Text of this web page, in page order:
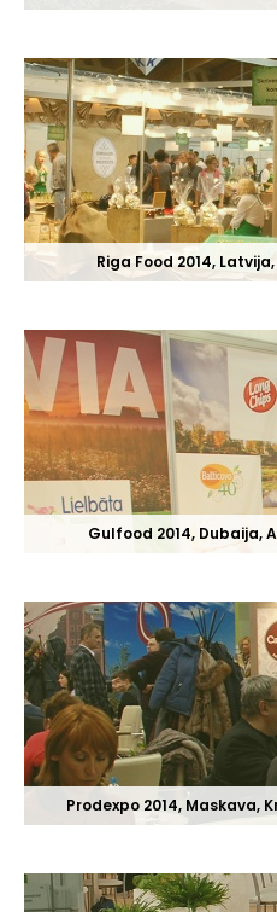
Riga Food 2014,
Gulfood 2014, Dubaija,
Prodexpo 2014, Maskava,